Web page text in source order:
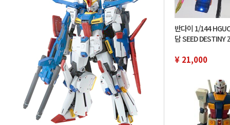
반다이 1/144
담 SEED DESTINY
풀스 전용기)
¥ 21,000